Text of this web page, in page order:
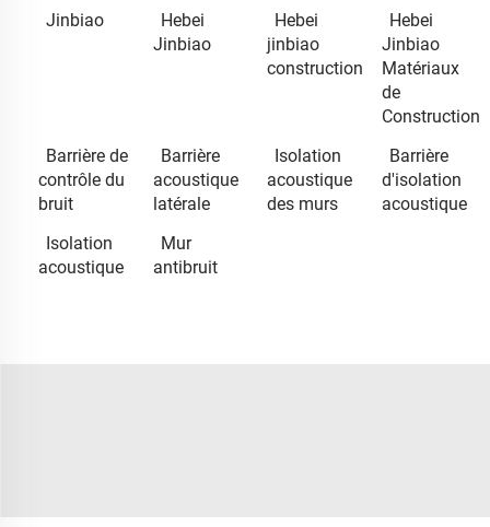
Jinbiao
Hebei
Jinbiao
Hebei
jinbiao
construction
Hebei
Jinbiao
Matériaux
de
Construction
Barrière de
contrôle du
bruit
Barrière
acoustique
latérale
Isolation
acoustique
des murs
Barrière
d'isolation
acoustique
Isolation
acoustique
Mur
antibruit